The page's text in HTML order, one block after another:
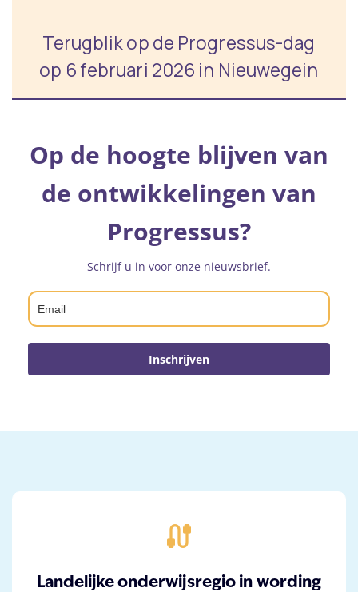
Terugblik op de Progressus-dag
op 6 februari 2026 in Nieuwegein
Op de hoogte blijven van
de ontwikkelingen van
Progressus?
Schrijf u in voor onze nieuwsbrief.
Inschrijven
cable
Landelijke onderwijsregio in wording